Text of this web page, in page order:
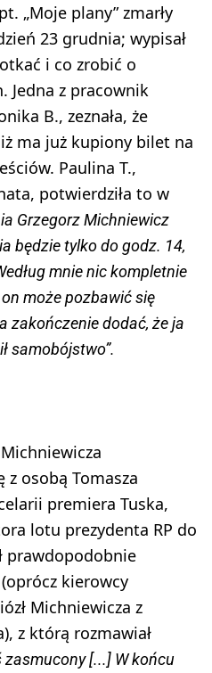
„Moje plany” zmarły
23 grudnia; wypisał
i co zrobić o
Jedna z pracownik
B., zeznała, że
ma już kupiony bilet na
Paulina T.,
potwierdziła to w
Grzegorz Michniewicz
będzie tylko do godz. 14,
mnie nic kompletnie
może pozbawić się
zakończenie dodać, że ja
samobójstwo”.
z osobą Tomasza
premiera Tuska,
lotu prezydenta RP do
prawdopodobnie
kierowcy
Michniewicza z
z którą rozmawiał
zasmucony [...] W końcu